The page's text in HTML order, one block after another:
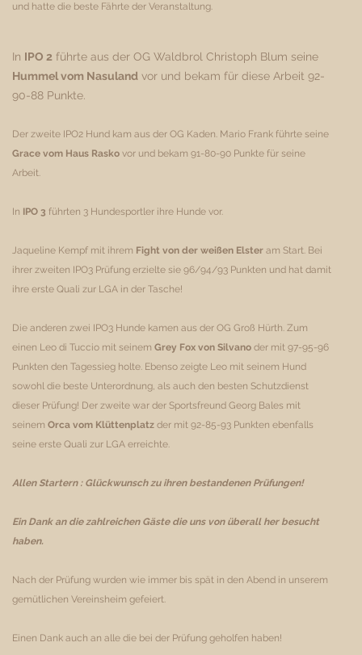
und hatte die beste Fährte der Veranstaltung.
In IPO 2 führte aus der OG Waldbrol Christoph Blum seine
Hummel vom Nasuland vor und bekam für diese Arbeit 92-
90-88 Punkte.
Der zweite IPO2 Hund kam aus der OG Kaden. Mario Frank führte seine
Grace vom Haus Rasko vor und bekam 91-80-90 Punkte für seine
Arbeit.
In IPO 3 führten 3 Hundesportler ihre Hunde vor.
Jaqueline Kempf mit ihrem Fight von der weißen Elster am Start. Bei
ihrer zweiten IPO3 Prüfung erzielte sie 96/94/93 Punkten und hat damit
ihre erste Quali zur LGA in der Tasche!
Die anderen zwei IPO3 Hunde kamen aus der OG Groß Hürth. Zum
einen Leo di Tuccio mit seinem Grey Fox von Silvano der mit 97-95-96
Punkten den Tagessieg holte. Ebenso zeigte Leo mit seinem Hund
sowohl die beste Unterordnung, als auch den besten Schutzdienst
dieser Prüfung! Der zweite war der Sportsfreund Georg Bales mit
seinem Orca vom Klüttenplatz der mit 92-85-93 Punkten ebenfalls
seine erste Quali zur LGA erreichte.
Allen Startern : Glückwunsch zu ihren bestandenen Prüfungen!
Ein Dank an die zahlreichen Gäste die uns von überall her besucht
haben.
Nach der Prüfung wurden wie immer bis spät in den Abend in unserem
gemütlichen Vereinsheim gefeiert.
Einen Dank auch an alle die bei der Prüfung geholfen haben!